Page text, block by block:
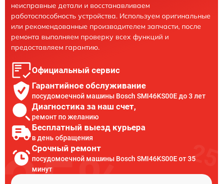
неисправные детали и восстанавливаем
работоспособность устройства. Используем оригинальные
или рекомендованные производителем запчасти, после
ремонта выполняем проверку всех функций и
предоставляем гарантию.
Официальный сервис
Гарантийное обслуживание
посудомоечной машины Bosch SMI46KS00E до 3 лет
Диагностика за наш счет,
ремонт по желанию
Бесплатный выезд курьера
в день обращения
Срочный ремонт
посудомоечной машины Bosch SMI46KS00E от 35
минут